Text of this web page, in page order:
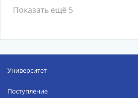
Показать ещё 5
Университет
Поступление